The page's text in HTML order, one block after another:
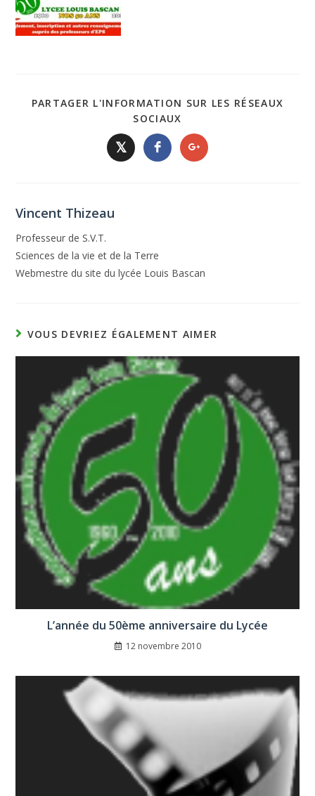
PARTAGER L'INFORMATION SUR LES RÉSEAUX
SOCIAUX
𝕏
Vincent Thizeau
Professeur de S.V.T.
Sciences de la vie et de la Terre
Webmestre du site du lycée Louis Bascan
VOUS DEVRIEZ ÉGALEMENT AIMER
L’année du 50ème anniversaire du Lycée
12 novembre 2010